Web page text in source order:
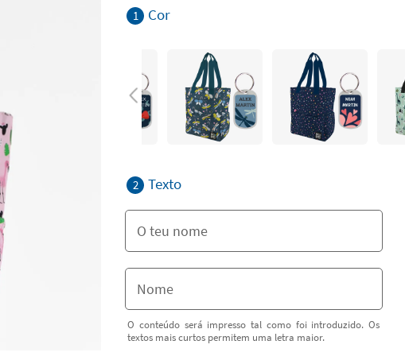
1 Cor
2 Texto
O conteúdo será impresso tal como foi introduzido. Os
textos mais curtos permitem uma letra maior.